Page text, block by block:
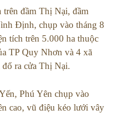
đầm Thị Nại, đầm
Định, chụp vào tháng 8
tích trên 5.000 ha thuộc
TP Quy Nhơn và 4 xã
ra cửa Thị Nại.
Phú Yên chụp vào
cao, vũ điệu kéo lưới vây